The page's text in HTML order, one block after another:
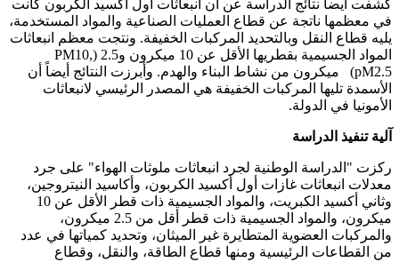
كشفت أيضاً نتائج الدراسة عن أن انبعاثات أول أكسيد الكربون كانت
في معظمها ناتجة عن قطاع العمليات الصناعية والمواد المستخدمة،
يليه قطاع النقل وبالتحديد المركبات الخفيفة. ونتجت معظم انبعاثات
المواد الجسيمية بقطريها الأقل عن 10 ميكرون و2.5 (PM10,
pM2.5) ميكرون من نشاط البناء والهدم. وأبرزت النتائج أيضاً أن
الأسمدة تليها المركبات الخفيفة هي المصدر الرئيسي لانبعاثات
الأمونيا في الدولة.
آلية تنفيذ الدراسة
ركزت "الدراسة الوطنية لجرد انبعاثات ملوثات الهواء" على جرد
معدلات انبعاثات غازات أول أكسيد الكربون، وأكاسيد النيتروجين،
وثاني أكسيد الكبريت، والمواد الجسيمية ذات قطر الأقل عن 10
ميكرون، والمواد الجسيمية ذات قطر أقل من 2.5 ميكرون،
والمركبات العضوية المتطايرة غير الميثان، وتحديد كمياتها في عدد
من القطاعات الرئيسية ومنها قطاع الطاقة، والنقل، وقطاع